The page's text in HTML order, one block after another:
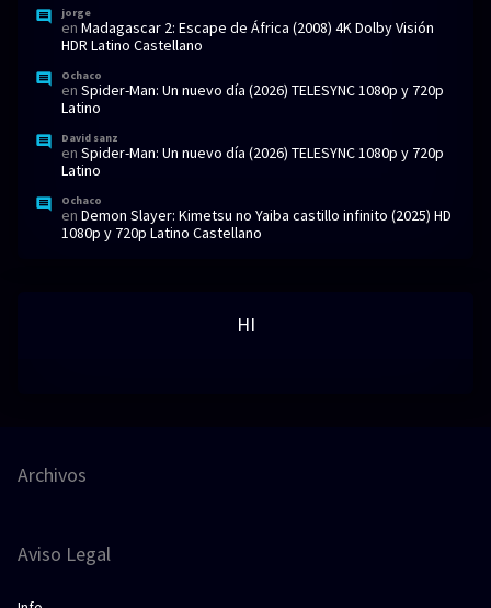
jorge
en Madagascar 2: Escape de África (2008) 4K Dolby Visión
HDR Latino Castellano
Ochaco
en Spider-Man: Un nuevo día (2026) TELESYNC 1080p y 720p
Latino
David sanz
en Spider-Man: Un nuevo día (2026) TELESYNC 1080p y 720p
Latino
Ochaco
en Demon Slayer: Kimetsu no Yaiba castillo infinito (2025) HD
1080p y 720p Latino Castellano
HI
Archivos
Aviso Legal